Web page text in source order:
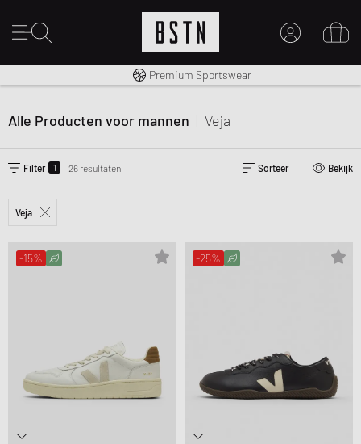
MIJN ACCOUNT
MAAK EEN ACCOUNT AAN
Gratis verzending naar NL vanaf € 100
Premium Sportswear
Alle Producten voor mannen | Veja
Filter 1 26 resultaten Sorteer Bekijk
Veja
-15% -25%